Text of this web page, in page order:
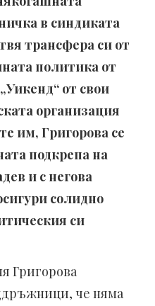
в синдиката
трансфера си от
политика от
от свои
организация
им, Григорова се
подкрепа на
и с негова
солидно
си
Григорова
че няма